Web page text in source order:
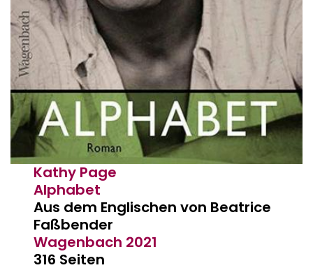
Kathy Page
Alphabet
Aus dem Englischen von Beatrice
Faßbender
Wagenbach 2021
316 Seiten